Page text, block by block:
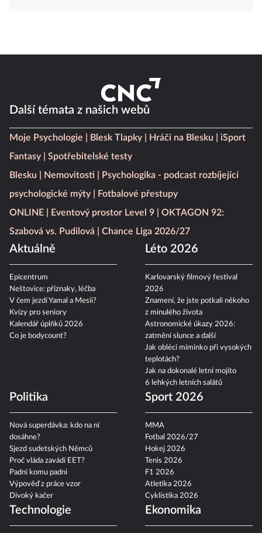
Další témata z našich webů
Moje Psychologie Blesk Tlapky Hráči na Blesku
iSport
Fantasy
Spotřebitelské testy
Blesku
Nemovitosti
Psychologika - podcast rozbíjející
psychologické mýty
Fotbalové přestupy
ONLINE
Eventový prostor Level 9
OKTAGON 92:
Szabová vs. Pudilová
Chance Liga 2026/27
Aktuálně
Epicentrum
Neštovice: příznaky, léčba
V čem jezdí Yamal a Mesii?
Kvízy pro seniory
Kalendář úplňků 2026
Co je bodycount?
Léto 2026
Karlovarský filmový festival
2026
Znamení, že jste potkali někoho
z minulého života
Astronomické úkazy 2026:
zatmění slunce a další
Jak obléci miminko při vysokých
teplotách?
Jak na dokonalé letní mojito
6 lehkých letních salátů
Politika
Nová superdávka: kdo na ní
dosáhne?
Sjezd sudetských Němců
Proč vláda zavádí EET?
Padni komu padni
Výpověď z práce vzor
Divoký kačer
Sport 2026
MMA
Fotbal 2026/27
Hokej 2026
Tenis 2026
F1 2026
Atletika 2026
Cyklistika 2026
Technologie Ekonomika